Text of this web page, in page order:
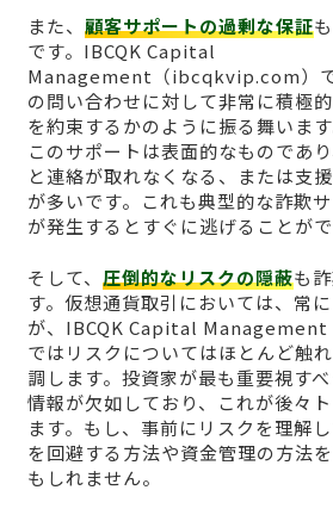
また、 顧客サポートの過剰な保証
です。IBCQK Capital
Management（ibcqkvip.com）
の問い合わせに対して非常に積極
を約束するかのように振る舞いま
このサポートは表面的なものであ
と連絡が取れなくなる、または支
が多いです。これも典型的な詐欺
が発生するとすぐに逃げることがで
そして、 圧倒的なリスクの隠蔽も
す。仮想通貨取引においては、常
が、IBCQK Capital Management
ではリスクについてはほとんど触
調します。投資家が最も重要視す
情報が欠如しており、これが後々
ます。もし、事前にリスクを理解
を回避する方法や資金管理の方法
もしれません。